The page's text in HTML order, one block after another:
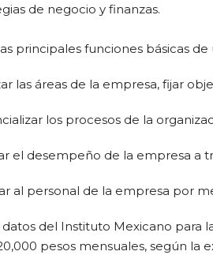
de negocio y finanzas.
principales funciones básicas
las áreas de la empresa, fijar
los procesos de la
el desempeño de la empresa a
al personal de la empresa por
del Instituto Mexicano para
pesos mensuales, según la